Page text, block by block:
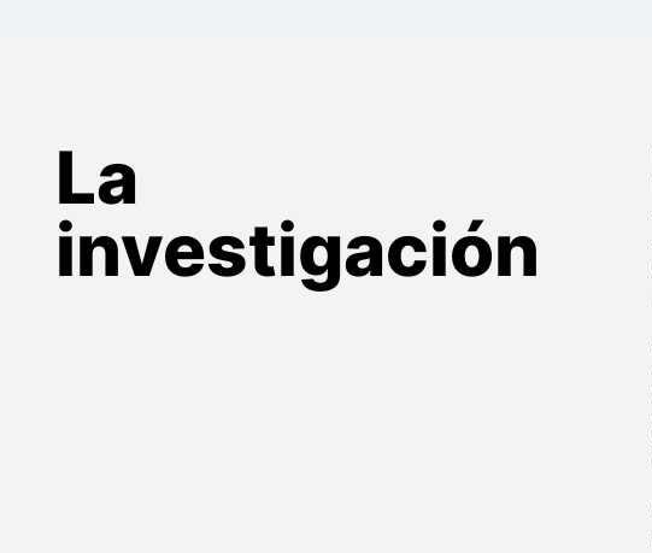
La
investigación